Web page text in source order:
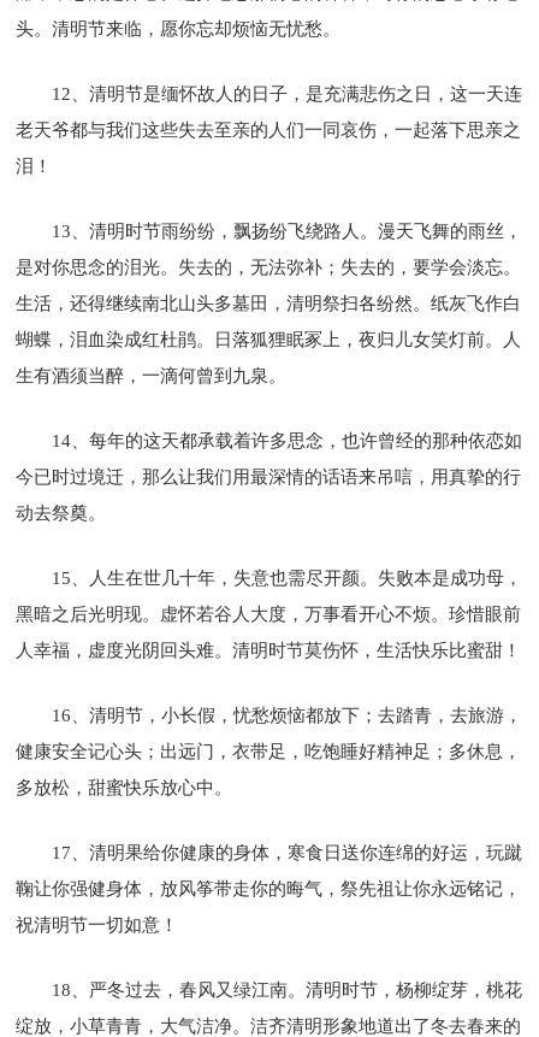
头。清明节来临，愿你忘却烦恼无忧愁。
12、清明节是缅怀故人的日子，是充满悲伤之日，这一天连
老天爷都与我们这些失去至亲的人们一同哀伤，一起落下思亲之
泪！
13、清明时节雨纷纷，飘扬纷飞绕路人。漫天飞舞的雨丝，
是对你思念的泪光。失去的，无法弥补；失去的，要学会淡忘。
生活，还得继续南北山头多墓田，清明祭扫各纷然。纸灰飞作白
蝴蝶，泪血染成红杜鹃。日落狐狸眠冢上，夜归儿女笑灯前。人
生有酒须当醉，一滴何曾到九泉。
14、每年的这天都承载着许多思念，也许曾经的那种依恋如
今已时过境迁，那么让我们用最深情的话语来吊唁，用真挚的行
动去祭奠。
15、人生在世几十年，失意也需尽开颜。失败本是成功母，
黑暗之后光明现。虚怀若谷人大度，万事看开心不烦。珍惜眼前
人幸福，虚度光阴回头难。清明时节莫伤怀，生活快乐比蜜甜！
16、清明节，小长假，忧愁烦恼都放下；去踏青，去旅游，
健康安全记心头；出远门，衣带足，吃饱睡好精神足；多休息，
多放松，甜蜜快乐放心中。
17、清明果给你健康的身体，寒食日送你连绵的好运，玩蹴
鞠让你强健身体，放风筝带走你的晦气，祭先祖让你永远铭记，
祝清明节一切如意！
18、严冬过去，春风又绿江南。清明时节，杨柳绽芽，桃花
绽放，小草青青，大气洁净。洁齐清明形象地道出了冬去春来的